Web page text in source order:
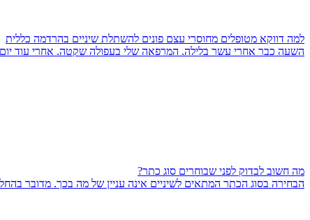
למה דווקא מטופלים מחוסרי עצם פונים להשתלת שיניים בהרדמה כללית
השעה כבר אחרי עשר בלילה. המרפאה שלי בעפולה שקטה. אחרי עוד יום
מה חשוב לבדוק לפני שבוחרים סוג כתר?
הבחירה בסוג הכתר המתאים לשיניים אינה עניין של מה בכך. מדובר